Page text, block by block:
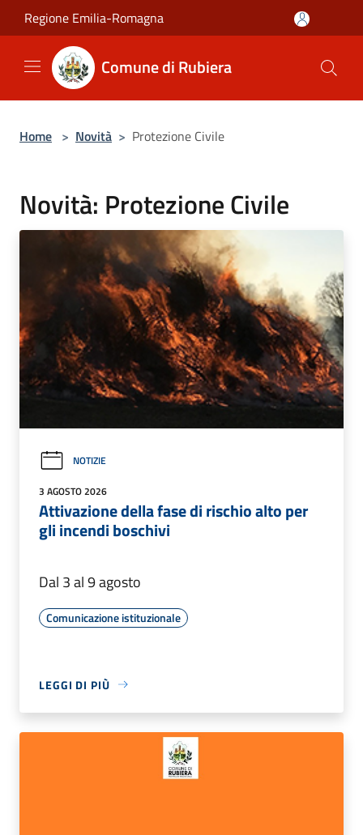
Salta al contenuto principale
Regione Emilia-Romagna
Comune di Rubiera
Home > Novità > Protezione Civile
Novità: Protezione Civile
NOTIZIE
3 AGOSTO 2026
Attivazione della fase di rischio alto per
gli incendi boschivi
Dal 3 al 9 agosto
Comunicazione istituzionale
LEGGI DI PIÙ